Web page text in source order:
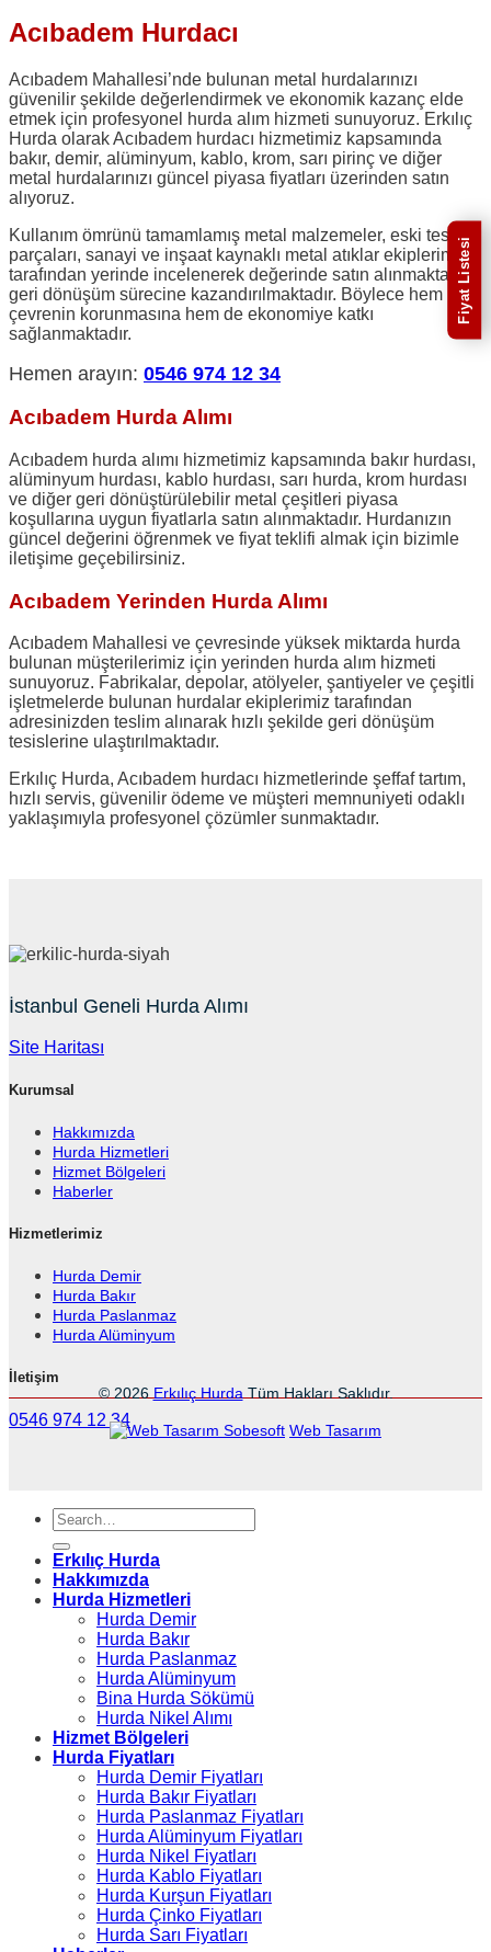
Acıbadem Hurdacı
Acıbadem Mahallesi’nde bulunan metal hurdalarınızı
güvenilir şekilde değerlendirmek ve ekonomik kazanç elde
etmek için profesyonel hurda alım hizmeti sunuyoruz. Erkılıç
Hurda olarak Acıbadem hurdacı hizmetimiz kapsamında
bakır, demir, alüminyum, kablo, krom, sarı pirinç ve diğer
metal hurdalarınızı güncel piyasa fiyatları üzerinden satın
alıyoruz.
Kullanım ömrünü tamamlamış metal malzemeler, eski tesisat
parçaları, sanayi ve inşaat kaynaklı metal atıklar ekiplerimiz
tarafından yerinde incelenerek değerinde satın alınmakta ve
geri dönüşüm sürecine kazandırılmaktadır. Böylece hem
çevrenin korunmasına hem de ekonomiye katkı
sağlanmaktadır.
Hemen arayın: 0546 974 12 34
Acıbadem Hurda Alımı
Acıbadem hurda alımı hizmetimiz kapsamında bakır hurdası,
alüminyum hurdası, kablo hurdası, sarı hurda, krom hurdası
ve diğer geri dönüştürülebilir metal çeşitleri piyasa
koşullarına uygun fiyatlarla satın alınmaktadır. Hurdanızın
güncel değerini öğrenmek ve fiyat teklifi almak için bizimle
iletişime geçebilirsiniz.
Acıbadem Yerinden Hurda Alımı
Acıbadem Mahallesi ve çevresinde yüksek miktarda hurda
bulunan müşterilerimiz için yerinden hurda alım hizmeti
sunuyoruz. Fabrikalar, depolar, atölyeler, şantiyeler ve çeşitli
işletmelerde bulunan hurdalar ekiplerimiz tarafından
adresinizden teslim alınarak hızlı şekilde geri dönüşüm
tesislerine ulaştırılmaktadır.
Erkılıç Hurda, Acıbadem hurdacı hizmetlerinde şeffaf tartım,
hızlı servis, güvenilir ödeme ve müşteri memnuniyeti odaklı
yaklaşımıyla profesyonel çözümler sunmaktadır.
İstanbul Geneli Hurda Alımı
Site Haritası
Kurumsal
Hakkımızda
Hurda Hizmetleri
Hizmet Bölgeleri
Haberler
Hizmetlerimiz
Hurda Demir
Hurda Bakır
Hurda Paslanmaz
Hurda Alüminyum
İletişim
0546 974 12 34
© 2026 Erkılıç Hurda Tüm Hakları Saklıdır.
Sobesoft Web Tasarım
Erkılıç Hurda
Hakkımızda
Hurda Hizmetleri
Hurda Demir
Hurda Bakır
Hurda Paslanmaz
Hurda Alüminyum
Bina Hurda Sökümü
Hurda Nikel Alımı
Hizmet Bölgeleri
Hurda Fiyatları
Hurda Demir Fiyatları
Hurda Bakır Fiyatları
Hurda Paslanmaz Fiyatları
Hurda Alüminyum Fiyatları
Hurda Nikel Fiyatları
Hurda Kablo Fiyatları
Hurda Kurşun Fiyatları
Hurda Çinko Fiyatları
Hurda Sarı Fiyatları
Fiyat Listesi